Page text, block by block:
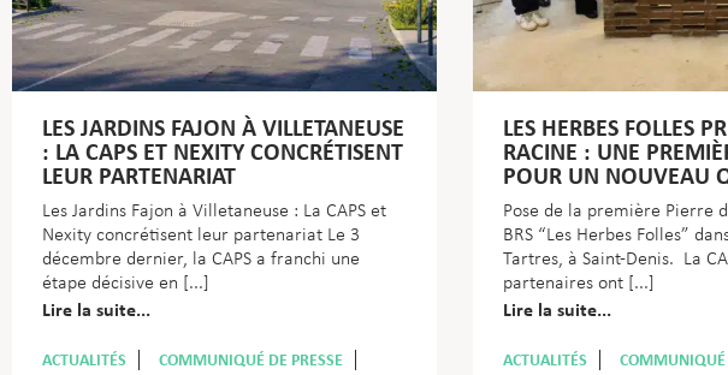
LES JARDINS FAJON À VILLETANEUSE
: LA CAPS ET NEXITY CONCRÉTISENT
LEUR PARTENARIAT
Les Jardins Fajon à Villetaneuse : La CAPS et
Nexity concrétisent leur partenariat Le 3
décembre dernier, la CAPS a franchi une
étape décisive en
Lire la suite...
ACTUALITÉS
COMMUNIQUÉ DE PRESSE
LES HERBES FOLLES
RACINE : UNE
POUR UN NOUVEAU
Pose de la première Pierre
BRS “Les Herbes Folles”
Tartres, à Saint-Denis. La
partenaires ont
Lire la suite...
ACTUALITÉS
COMMUNIQUÉ